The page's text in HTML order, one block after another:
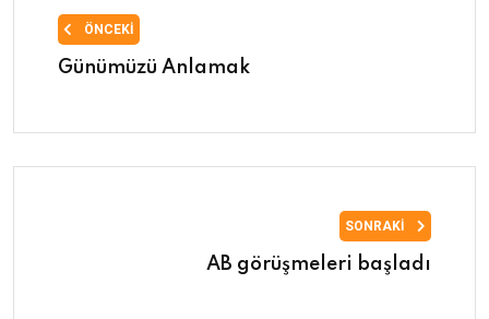
ÖNCEKI
Günümüzü Anlamak
SONRAKI
AB görüşmeleri başladı